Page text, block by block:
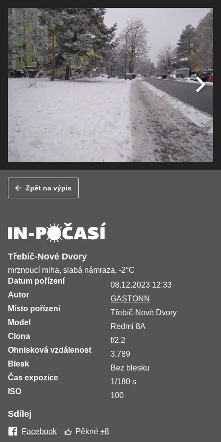
Zpět na výpis
Třebíč-Nové Dvory
mrznoucí mlha, slabá námraza, -2°C
Datum pořízení
08.12.2023 12:33
Autor
GASTONN
Místo pořízení
Třebíč-Nové Dvory
Model
Redmi 8A
Clona
f/2.2
Ohnisková vzdálenost
3.789
Blesk
Bez blesku
Čas expozice
1/180 s
ISO
100
Sdílej
Facebook Pěkné+8